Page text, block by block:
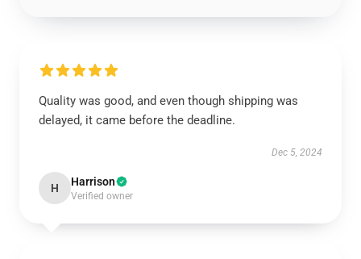
Quality was good, and even though shipping was
delayed, it came before the deadline.
Dec 5, 2024
H Harrison
Verified owner